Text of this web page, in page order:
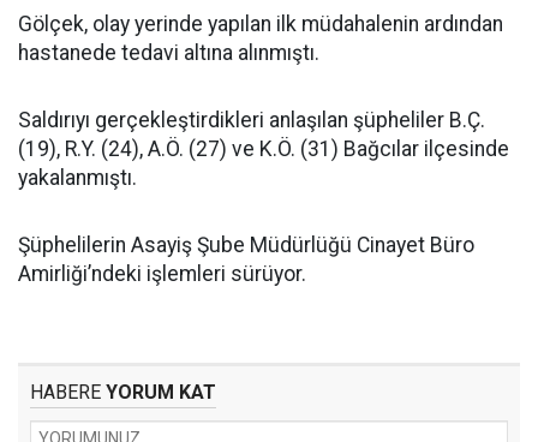
Gölçek, olay yerinde yapılan ilk müdahalenin ardından
hastanede tedavi altına alınmıştı.
Saldırıyı gerçekleştirdikleri anlaşılan şüpheliler B.Ç.
(19), R.Y. (24), A.Ö. (27) ve K.Ö. (31) Bağcılar ilçesinde
yakalanmıştı.
Şüphelilerin Asayiş Şube Müdürlüğü Cinayet Büro
Amirliği’ndeki işlemleri sürüyor.
HABERE YORUM KAT